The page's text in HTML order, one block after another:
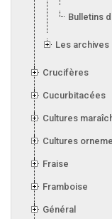
Bulletins
Les archives
Crucifères
Cucurbitacées
Cultures
Cultures
Fraise
Framboise
Général